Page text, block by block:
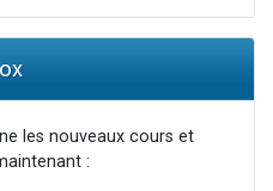
les nouveaux cours et
: